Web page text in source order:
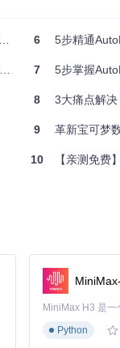
6 5步精通
7 5步掌握
8 3大痛点解决
9 革新宝可梦
10 【亲测免费
Python